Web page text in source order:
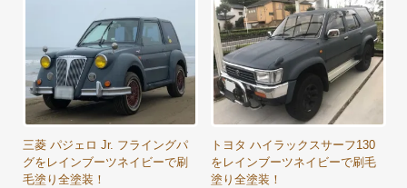
三菱 パジェロ Jr. フライングパ
グをレインブーツネイビーで刷
毛塗り全塗装！
トヨタ ハイラックスサーフ130
をレインブーツネイビーで刷毛
塗り全塗装！